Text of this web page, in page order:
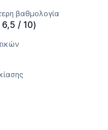
βαθμολογία
/ 10)